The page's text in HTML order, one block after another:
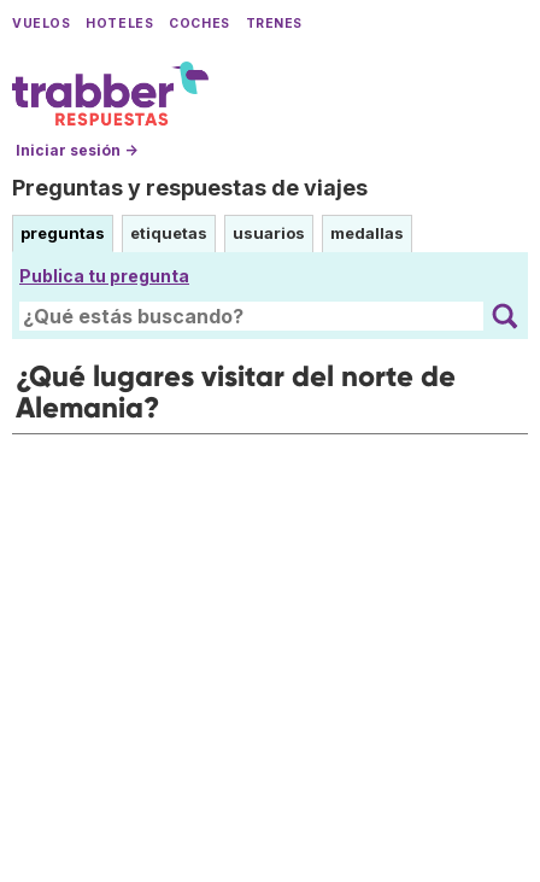
VUELOS HOTELES COCHES TRENES
Iniciar sesión →
Preguntas y respuestas de viajes
preguntas etiquetas usuarios medallas
Publica tu pregunta
¿Qué lugares visitar del norte de
Alemania?